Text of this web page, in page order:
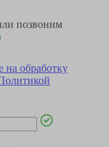
позвоним
на обработку